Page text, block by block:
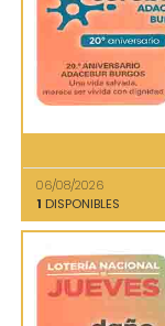
06/08/2026
1 DISPONIBLES